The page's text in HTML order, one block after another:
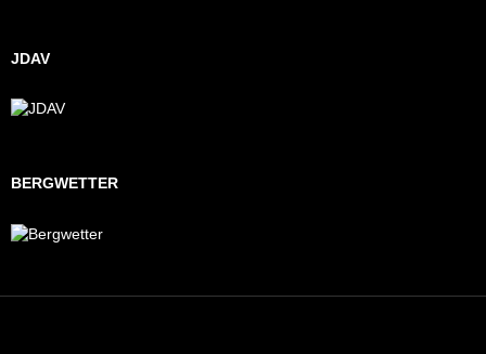
JDAV
BERGWETTER